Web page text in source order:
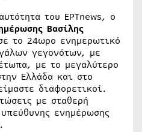
του ΕΡΤnews, ο
Βασίλης
το 24ωρο ενημερωτικό
γεγονότων, με
με το μεγαλύτερο
Ελλάδα και στο
διαφορετικοί.
με σταθερή
ενημέρωσης